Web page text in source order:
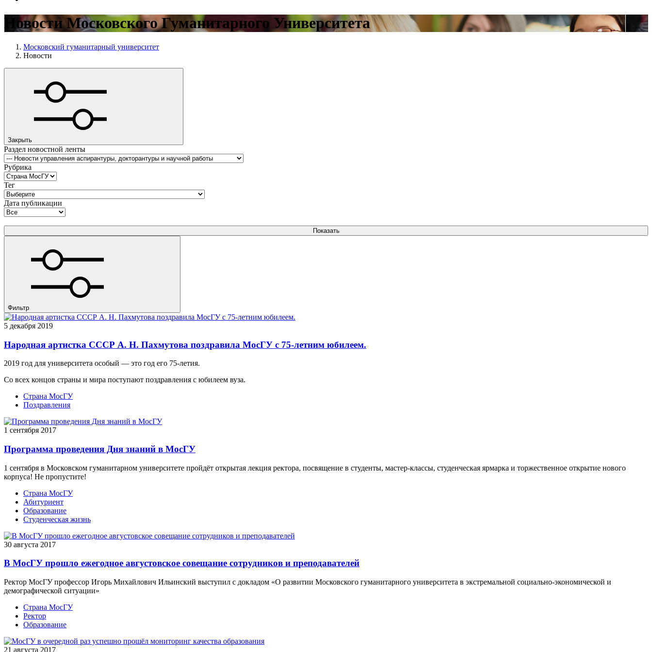
Новости Московского Гуманитарного Университета
Московский гуманитарный университет
Новости
Закрыть
Раздел новостной ленты
Рубрика
Тег
Дата публикации
Фильтр
5 декабря 2019
Народная артистка СССР А. Н. Пахмутова поздравила МосГУ с 75-летним юбилеем.
2019 год для университета особый — это год его 75-летия.
Со всех концов страны и мира поступают поздравления с юбилеем вуза.
Страна МосГУ
Поздравления
1 сентября 2017
Программа проведения Дня знаний в МосГУ
1 сентября в Московском гуманитарном университете пройдёт открытая лекция ректора, посвящение в студенты, мастер-классы, студенческая ярмарка и торжественное открытие нового
корпуса! Не пропустите!
Страна МосГУ
Абитуриент
Образование
Студенческая жизнь
30 августа 2017
В МосГУ прошло ежегодное августовское совещание сотрудников и преподавателей
Ректор МосГУ профессор Игорь Михайлович Ильинский выступил с докладом «О развитии Московского гуманитарного университета в экстремальной социально-экономической и
демографической ситуации»
Страна МосГУ
Ректор
Образование
21 августа 2017